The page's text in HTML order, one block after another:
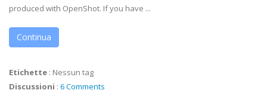
produced with OpenShot. If you have ...
Continua
Etichette : Nessun tag
Discussioni : 6 Comments